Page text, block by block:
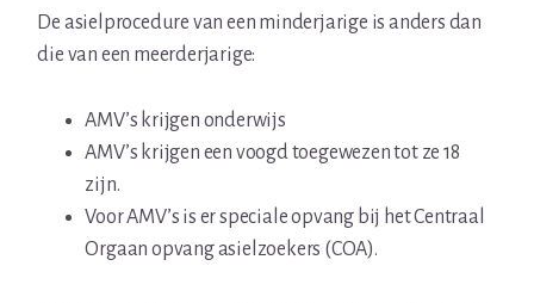
De asielprocedure van een minderjarige is anders dan
die van een meerderjarige:
AMV’s krijgen onderwijs
AMV’s krijgen een voogd toegewezen tot ze 18
zijn.
Voor AMV’s is er speciale opvang bij het Centraal
Orgaan opvang asielzoekers (COA).